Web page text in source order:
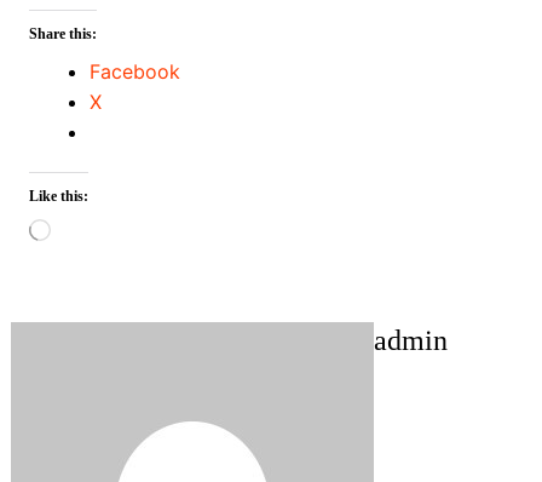
Share this:
Facebook
X
Like this:
Loading…
admin